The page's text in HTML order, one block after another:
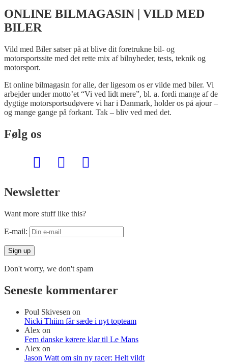
ONLINE BILMAGASIN | VILD MED
BILER
Vild med Biler satser på at blive dit foretrukne bil- og
motorsportssite med det rette mix af bilnyheder, tests, teknik og
motorsport.
Et online bilmagasin for alle, der ligesom os er vilde med biler. Vi
arbejder under motto’et “Vi ved lidt mere”, bl. a. fordi mange af de
dygtige motorsportsudøvere vi har i Danmark, holder os på ajour –
og mange gange på forkant. Tak – bliv ved med det.
Følg os
Newsletter
Want more stuff like this?
E-mail:
Don't worry, we don't spam
Seneste kommentarer
Poul Skivesen on
Nicki Thiim får sæde i nyt topteam
Alex on
Fem danske kørere klar til Le Mans
Alex on
Jason Watt om sin ny racer: Helt vildt